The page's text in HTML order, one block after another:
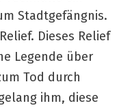
Stadtgefängnis.
Dieses Relief
Legende über
Tod durch
ihm, diese